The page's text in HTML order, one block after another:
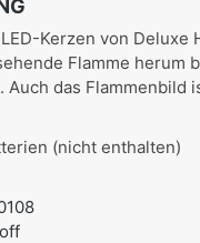
Kerzen von Deluxe
Flamme herum
Auch das Flammenbild
(nicht enthalten)